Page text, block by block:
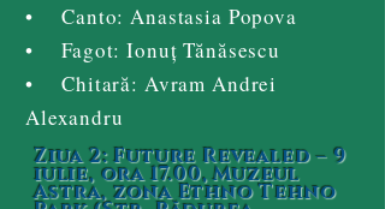
• Canto: Anastasia Popova
• Fagot: Ionuț Tănăsescu
• Chitară: Avram Andrei
Alexandru
Ziua 2: Future Revealed – 9
iulie, ora 17.00, Muzeul
Astra, zona Ethno Tehno